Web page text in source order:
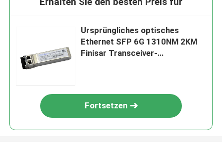
Ursprüngliches optisches
Ethernet SFP 6G 1310NM 2KM
Finisar Transceiver-
Fortsetzen